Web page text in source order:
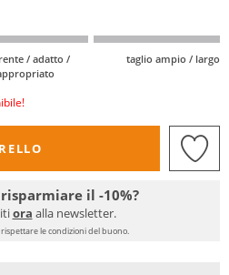
/ adatto /
taglio ampio / largo
il -10%?
ora alla newsletter.
le condizioni del buono.